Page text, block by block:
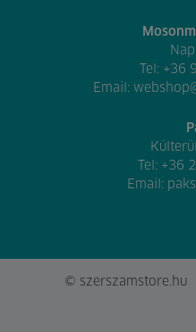
Tel: +36
Email:
Tel: +36
Email:
© szerszamstore.hu